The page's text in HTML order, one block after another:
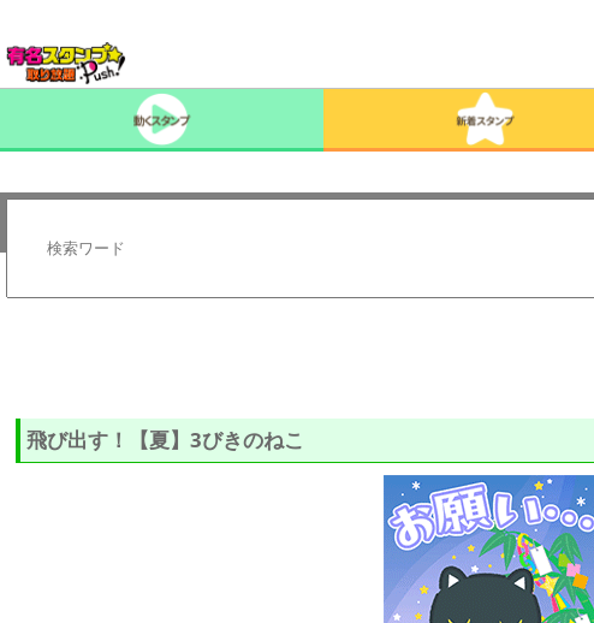
飛び出す！【夏】3びきのねこ